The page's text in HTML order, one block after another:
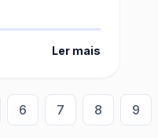
Ler mais
6 7 8 9